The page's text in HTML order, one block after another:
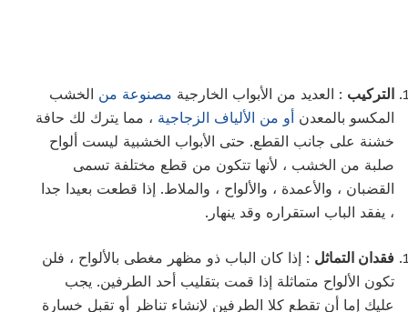
التركيب : العديد من الأبواب الخارجية مصنوعة من الخشب
المكسو بالمعدن أو من الألياف الزجاجية ، مما يترك لك حافة
خشنة على جانب القطع. حتى الأبواب الخشبية ليست ألواح
صلبة من الخشب ، لأنها تتكون من قطع مختلفة تسمى
القضبان ، والأعمدة ، والألواح ، والملاط. إذا قطعت بعيدا جدا
، يفقد الباب استقراره وقد ينهار.
فقدان التماثل : إذا كان الباب ذو مظهر مغطى بالألواح ، فلن
تكون الألواح متماثلة إذا قمت بتقليب أحد الطرفين. يجب
عليك إما أن تقطع كلا الطرفين لإنشاء تناظر أو تقبل خسارة